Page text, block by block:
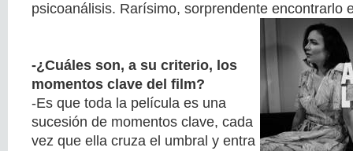
psicoanálisis. Rarísimo, sorprendente encontrarlo
-¿Cuáles son, a su criterio, los
momentos clave del film?
-Es que toda la película es una
sucesión de momentos clave, cada
vez que ella cruza el umbral y entra